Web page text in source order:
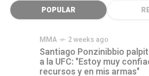
POPULAR
MMA 2 weeks ago
Santiago Ponzinibbio
a la UFC: "Estoy muy
recursos y en mis armas"